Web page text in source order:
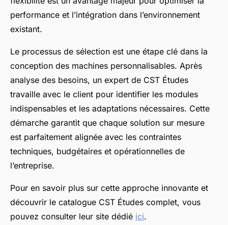
performance et l’intégration dans l’environnement
existant.
Le processus de sélection est une étape clé dans la
conception des machines personnalisables. Après
analyse des besoins, un expert de CST Études
travaille avec le client pour identifier les modules
indispensables et les adaptations nécessaires. Cette
démarche garantit que chaque solution sur mesure
est parfaitement alignée avec les contraintes
techniques, budgétaires et opérationnelles de
l’entreprise.
Pour en savoir plus sur cette approche innovante et
découvrir le catalogue CST Études complet, vous
pouvez consulter leur site dédié ici.